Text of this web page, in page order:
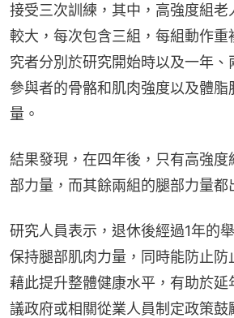
接受三次訓練，其中，高強度組老
較大，每次包含三組，每組動作重
究者分別於研究開始時以及一年
參與者的骨骼和肌肉強度以及體脂
量。
結果發現，在四年後，只有高強度
部力量，而其餘兩組的腿部力量都
研究人員表示，退休後經過1年的
保持腿部肌肉力量，同時能防止防
藉此提升整體健康水平，有助於延
議政府或相關從業人員制定政策鼓